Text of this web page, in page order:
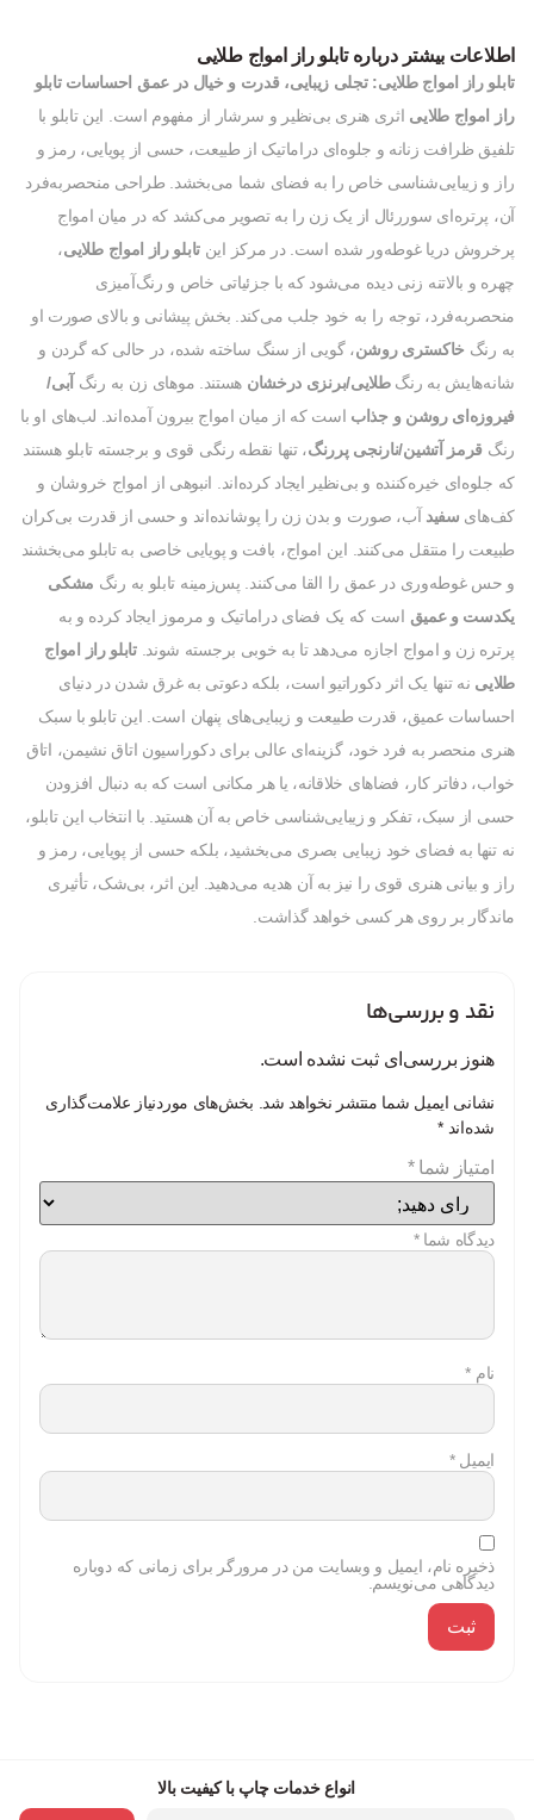
اطلاعات بیشتر درباره تابلو راز امواج طلایی
تابلو راز امواج طلایی: تجلی زیبایی، قدرت و خیال در عمق احساسات تابلو
راز امواج طلایی اثری هنری بی‌نظیر و سرشار از مفهوم است. این تابلو با
تلفیق ظرافت زنانه و جلوه‌ای دراماتیک از طبیعت، حسی از پویایی، رمز و
راز و زیبایی‌شناسی خاص را به فضای شما می‌بخشد. طراحی منحصربه‌فرد
آن، پرتره‌ای سوررئال از یک زن را به تصویر می‌کشد که در میان امواج
پرخروش دریا غوطه‌ور شده است. در مرکز این تابلو راز امواج طلایی،
چهره و بالاتنه زنی دیده می‌شود که با جزئیاتی خاص و رنگ‌آمیزی
منحصربه‌فرد، توجه را به خود جلب می‌کند. بخش پیشانی و بالای صورت او
به رنگ خاکستری روشن، گویی از سنگ ساخته شده، در حالی که گردن و
شانه‌هایش به رنگطلایی/برنزی درخشان هستند. موهای زن به رنگ آبی/
فیروزه‌ای روشن و جذاب است که از میان امواج بیرون آمده‌اند. لب‌های او با
رنگ قرمز آتشین/نارنجی پررنگ، تنها نقطه رنگی قوی و برجسته تابلو هستند
که جلوه‌ای خیره‌کننده و بی‌نظیر ایجاد کرده‌اند. انبوهی از امواج خروشان و
کف‌های سفید آب، صورت و بدن زن را پوشانده‌اند و حسی از قدرت بی‌کران
طبیعت را منتقل می‌کنند. این امواج، بافت و پویایی خاصی به تابلو می‌بخشند
و حس غوطه‌وری در عمق را القا می‌کنند. پس‌زمینه تابلو به رنگ مشکی
یکدست و عمیق است که یک فضای دراماتیک و مرموز ایجاد کرده و به
پرتره زن و امواج اجازه می‌دهد تا به خوبی برجسته شوند.تابلو راز امواج
طلایی نه تنها یک اثر دکوراتیو است، بلکه دعوتی به غرق شدن در دنیای
احساسات عمیق، قدرت طبیعت و زیبایی‌های پنهان است. این تابلو با سبک
هنری منحصر به فرد خود، گزینه‌ای عالی برای دکوراسیون اتاق نشیمن، اتاق
خواب، دفاتر کار، فضاهای خلاقانه، یا هر مکانی است که به دنبال افزودن
حسی از سبک، تفکر و زیبایی‌شناسی خاص به آن هستید. با انتخاب این تابلو،
نه تنها به فضای خود زیبایی بصری می‌بخشید، بلکه حسی از پویایی، رمز و
راز و بیانی هنری قوی را نیز به آن هدیه می‌دهید. این اثر، بی‌شک، تأثیری
ماندگار بر روی هر کسی خواهد گذاشت.
نقد و بررسی‌ها
هنوز بررسی‌ای ثبت نشده است.
نشانی ایمیل شما منتشر نخواهد شد. بخش‌های موردنیاز علامت‌گذاری
شده‌اند *
امتیاز شما*
دیدگاه شما*
نام *
ایمیل*
ذخیره نام، ایمیل و وبسایت من در مرورگر برای زمانی که دوباره
دیدگاهی می‌نویسم.
انواع خدمات چاپ با کیفیت بالا